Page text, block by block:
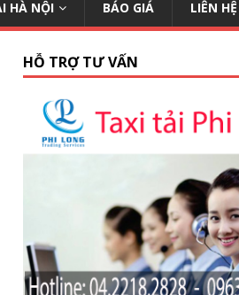
HÀ NỘI BÁO GIÁ LIÊN HỆ
HỖ TRỢ TƯ VẤN